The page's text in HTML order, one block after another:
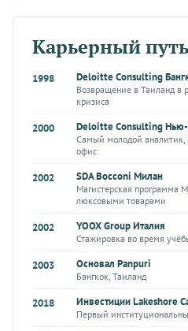
Карьерный путь
1998 Deloitte Consulting
Возвращение в Таиланд в
кризиса
2000 Deloitte Consulting
Самый молодой аналитик,
офис
2002 SDA Bocconi Милан
Магистерская программа
люксовыми товарами
2002 YOOX Group Италия
Стажировка во время
2003 Основал Panpuri
Бангкок, Таиланд
2018 Инвестиции Lakeshore
Первый